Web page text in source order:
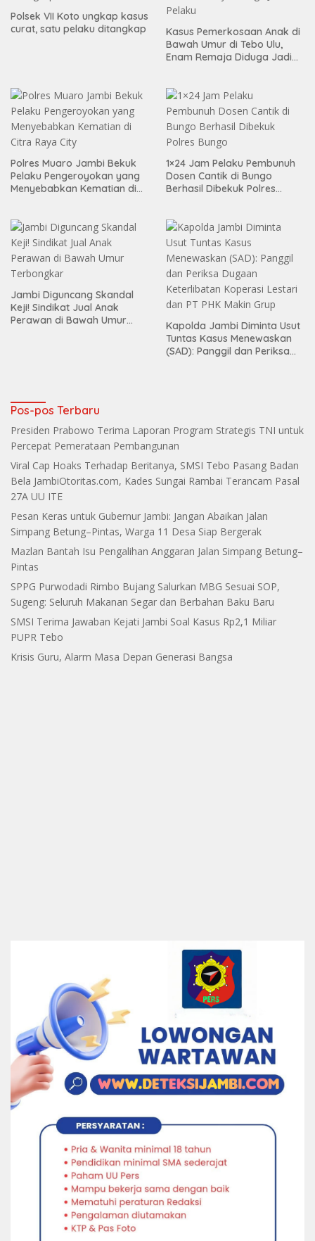
Polsek VII Koto ungkap kasus
curat, satu pelaku ditangkap
Kasus Pemerkosaan Anak di
Bawah Umur di Tebo Ulu,
Enam Remaja Diduga Jadi
Polres Muaro Jambi Bekuk
Pelaku Pengeroyokan yang
Menyebabkan Kematian di
1×24 Jam Pelaku Pembunuh
Dosen Cantik di Bungo
Berhasil Dibekuk Polres
Jambi Diguncang Skandal
Keji! Sindikat Jual Anak
Perawan di Bawah Umur
Kapolda Jambi Diminta Usut
Tuntas Kasus Menewaskan
(SAD): Panggil dan Periksa
Pos-pos Terbaru
Presiden Prabowo Terima Laporan Program Strategis TNI untuk
Percepat Pemerataan Pembangunan
Viral Cap Hoaks Terhadap Beritanya, SMSI Tebo Pasang Badan
Bela JambiOtoritas.com, Kades Sungai Rambai Terancam Pasal
27A UU ITE
Pesan Keras untuk Gubernur Jambi: Jangan Abaikan Jalan
Simpang Betung–Pintas, Warga 11 Desa Siap Bergerak
Mazlan Bantah Isu Pengalihan Anggaran Jalan Simpang Betung–
Pintas
SPPG Purwodadi Rimbo Bujang Salurkan MBG Sesuai SOP,
Sugeng: Seluruh Makanan Segar dan Berbahan Baku Baru
SMSI Terima Jawaban Kejati Jambi Soal Kasus Rp2,1 Miliar
PUPR Tebo
Krisis Guru, Alarm Masa Depan Generasi Bangsa